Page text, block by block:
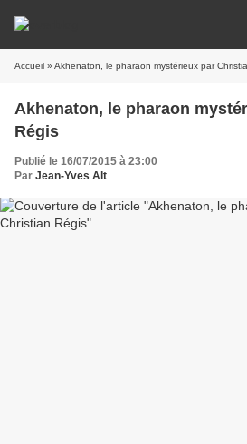
Accueil » Akhenaton, le pharaon mystérieux par
Akhenaton, le pharaon
Régis
Publié le 16/07/2015 à 23:00
Par Jean-Yves Alt